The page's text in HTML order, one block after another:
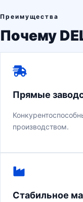
Преимущества
Почему
Прямые
производством.
Стабильное